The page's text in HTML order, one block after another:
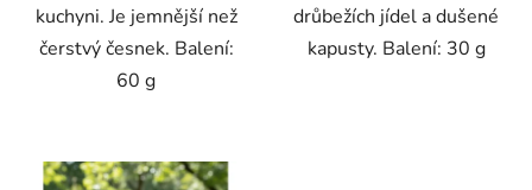
kuchyni. Je jemnější než
čerstvý česnek. Balení:
60 g
drůbežích jídel a dušené
kapusty. Balení: 30 g